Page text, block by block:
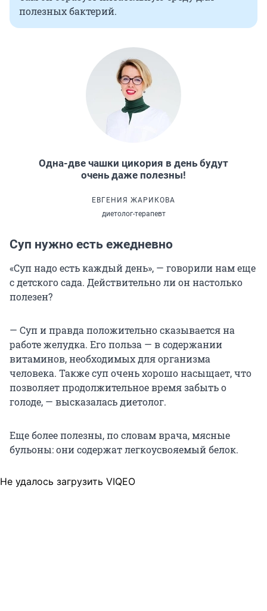
полезных бактерий.
Одна-две чашки цикория в день будут
очень даже полезны!
ЕВГЕНИЯ ЖАРИКОВА
диетолог-терапевт
Суп нужно есть ежедневно
«Суп надо есть каждый день», — говорили нам еще
с детского сада. Действительно ли он настолько
полезен?
— Суп и правда положительно сказывается на
работе желудка. Его польза — в содержании
витаминов, необходимых для организма
человека. Также суп очень хорошо насыщает, что
позволяет продолжительное время забыть о
голоде, — высказалась диетолог.
Еще более полезны, по словам врача, мясные
бульоны: они содержат легкоусвояемый белок.
Не удалось загрузить VIQEO